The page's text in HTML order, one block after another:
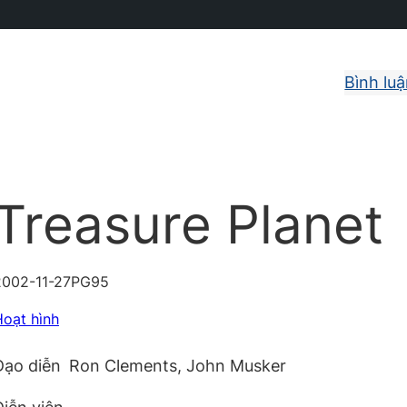
Bình
Planet
11-27PG95
hình
diễn Ron Clements, John Musker